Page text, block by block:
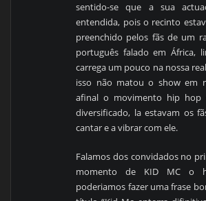
sentido-se que a sua
entendida, pois o recinto
preenchido pelos fãs de um
português falado em África,
carrega um pouco na nossa
isso não matou o show em
afinal o movimento hip hop
diversificado, la estavam os
cantar e a vibrar com ele.
Falamos dos convidados no
momento de KID MC o
poderiamos fazer uma frase